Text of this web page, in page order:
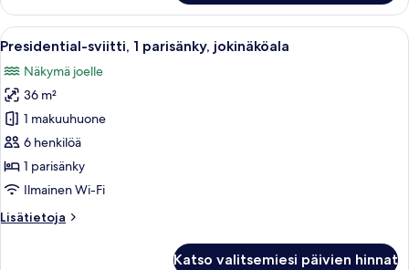
1
suuri
parisänky,
Avaa
kaikki
huonetyypin
Presidential-
sviitti,
1
parisänky,
jokinäköala
Ylellinen olohuone, jossa on korkea
6
Presidential-sviitti, 1 parisänky, jokinäköala
Näkymä joelle
36 m²
1 makuuhuone
6 henkilöä
1 parisänky
Ilmainen Wi-Fi
Lisätietoja
Lisätietoja
Katso valitsemiesi päivien hinnat